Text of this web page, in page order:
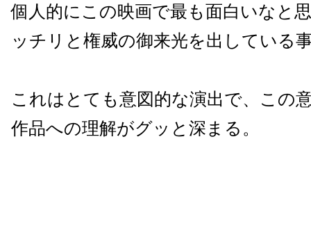
個人的にこの映画で最も面白いなと
ッチリと権威の御来光を出している
これはとても意図的な演出で、この
作品への理解がグッと深まる。